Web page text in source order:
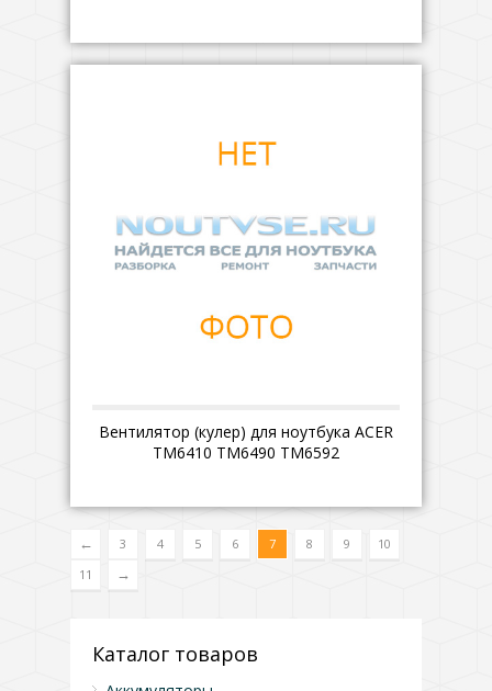
Вентилятор (кулер) для ноутбука ACER
TM6410 TM6490 TM6592
← 3 4 5 6 7 8 9
10
11
→
Каталог товаров